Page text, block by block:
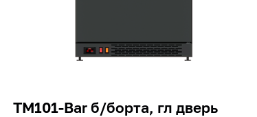
TM101-Bar б/борта, гл дверь